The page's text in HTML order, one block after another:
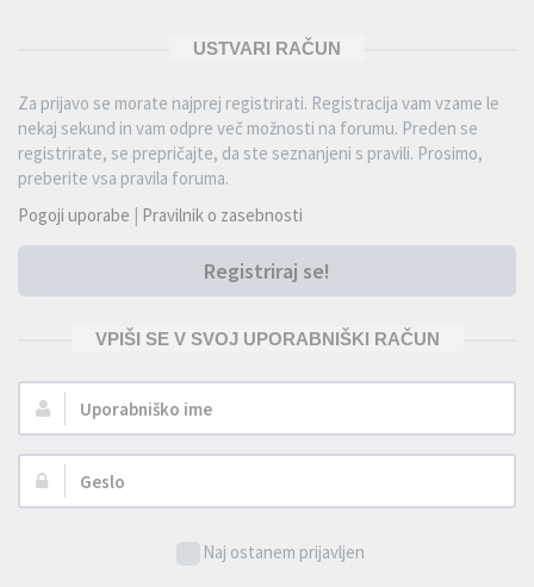
USTVARI RAČUN
Za prijavo se morate najprej registrirati. Registracija vam vzame le
nekaj sekund in vam odpre več možnosti na forumu. Preden se
registrirate, se prepričajte, da ste seznanjeni s pravili. Prosimo,
preberite vsa pravila foruma.
Pogoji uporabe | Pravilnik o zasebnosti
Registriraj se!
VPIŠI SE V SVOJ UPORABNIŠKI RAČUN
Uporabniško
ime:
Geslo:
Naj ostanem prijavljen